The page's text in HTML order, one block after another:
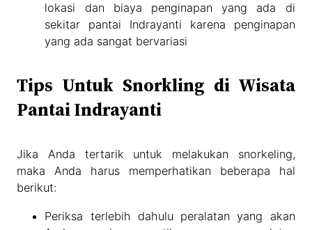
lokasi dan biaya penginapan yang ada di
sekitar pantai Indrayanti karena penginapan
yang ada sangat bervariasi
Tips Untuk Snorkling di Wisata
Pantai Indrayanti
Jika Anda tertarik untuk melakukan snorkeling,
maka Anda harus memperhatikan beberapa hal
berikut:
Periksa terlebih dahulu peralatan yang akan